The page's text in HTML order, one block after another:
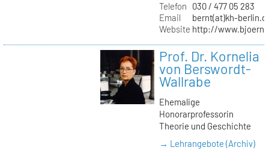
Telefon
030 / 477 05 283
Email
bernt(at)kh-
Website http://
Prof. Dr. Kornelia
von Berswordt-
Wallrabe
Ehemalige
Honorarprofessorin
Theorie und Geschichte
→ Lehrangebote (Archiv)